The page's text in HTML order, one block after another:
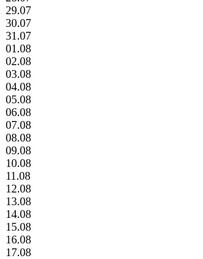
29.07
30.07
31.07
01.08
02.08
03.08
04.08
05.08
06.08
07.08
08.08
09.08
10.08
11.08
12.08
13.08
14.08
15.08
16.08
17.08